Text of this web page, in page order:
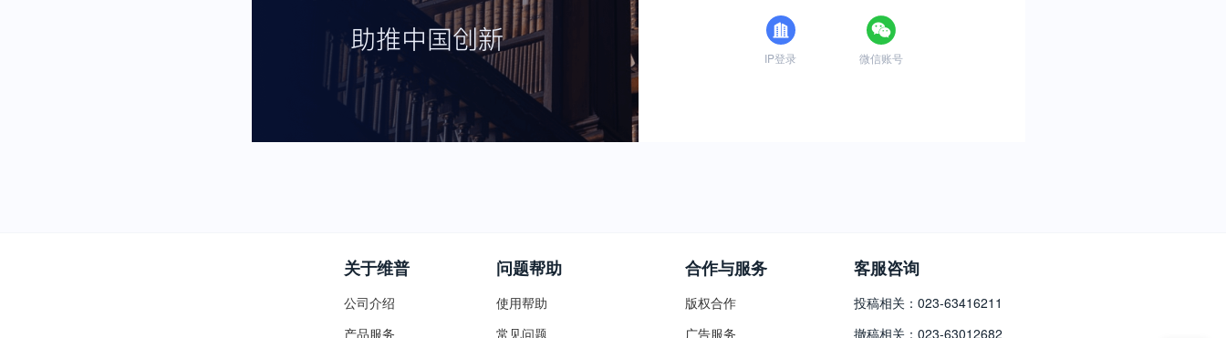
IP登录 微信账号
关于维普
公司介绍
产品服务
问题帮助
使用帮助
常见问题
合作与服务
版权合作
广告服务
客服咨询
投稿相关：023-63416211
撤稿相关：023-63012682